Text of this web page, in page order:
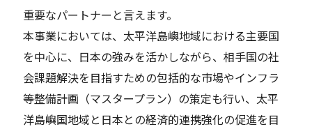
重要なパートナーと言えます。
本事業においては、太平洋島嶼地域における主要国
を中心に、日本の強みを活かしながら、相手国の社
会課題解決を目指すための包括的な市場やインフラ
等整備計画（マスタープラン）の策定も行い、太平
洋島嶼国地域と日本との経済的連携強化の促進を目